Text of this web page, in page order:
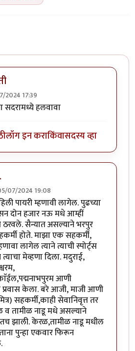
2024 17:39
सदरामध्ये हलवावा
लॉग इन कराकिंवासदस्य व्हा
07/2024 19:08
पायरी म्हणावी लागेल. पुढच्या
सन दोन हजार नऊ मधे आम्हीं
सैन्यात असल्याने भरपुर
होते. माझा एक सहकर्मी,
लागेल त्याने त्याची स्पोर्ट्स
मेव्हणा दिला. मदुराई,
आणी
केला. बरे आजी, माजी आणी
सहकर्मी,काही सेवानिवृत्त तर
व तामीळ नाडू मधे असल्याने
झाली. केरळ,तामीळ नाडू मधील
पुन्हा एकवार फिरून